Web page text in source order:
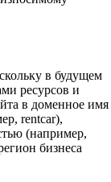
в будущем
ресурсов и
в доменное имя
rentcar),
(например,
бизнеса